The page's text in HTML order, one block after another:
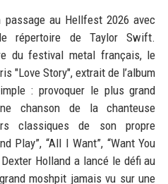
au Hellfest 2026 avec
répertoire de Taylor Swift.
du festival metal français, le
"Love Story", extrait de l’album
: provoquer le plus grand
chanson de la chanteuse
classiques de son propre
Play”, “All I Want”, “Want You
Dexter Holland a lancé le défi au
moshpit jamais vu sur une